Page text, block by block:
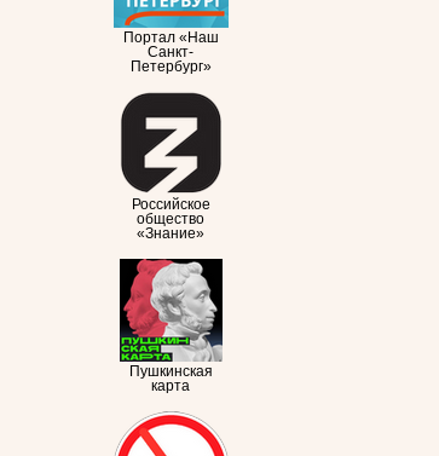
Портал «Наш
Санкт-
Петербург»
Российское
общество
«Знание»
Пушкинская
карта